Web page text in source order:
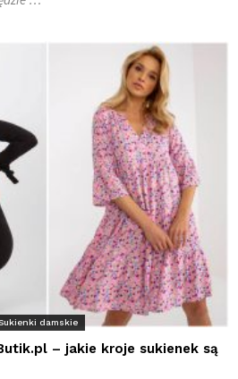
damskie
– jakie kroje sukienek są